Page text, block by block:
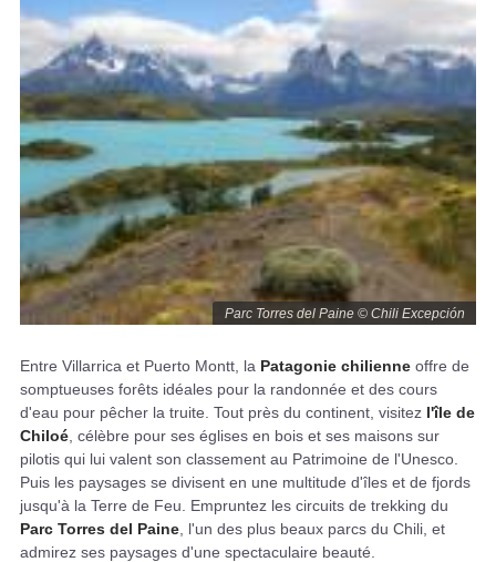
Parc Torres del Paine © Chili Excepción
Entre Villarrica et Puerto Montt, la Patagonie chilienne offre de
somptueuses forêts idéales pour la randonnée et des cours
d'eau pour pêcher la truite. Tout près du continent, visitez l'île de
Chiloé , célèbre pour ses églises en bois et ses maisons sur
pilotis qui lui valent son classement au Patrimoine de l'Unesco.
Puis les paysages se divisent en une multitude d'îles et de fjords
jusqu'à la Terre de Feu. Empruntez les circuits de trekking du
Parc Torres del Paine , l'un des plus beaux parcs du Chili, et
admirez ses paysages d'une spectaculaire beauté.